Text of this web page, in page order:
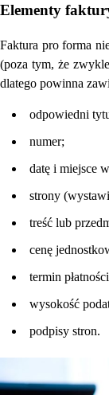
Elementy
Faktura pro forma
(poza tym, że
dlatego powinna
odpowiedni
numer;
datę i miejsce
strony
treść lub
cenę
termin
wysokość
podpisy stron.